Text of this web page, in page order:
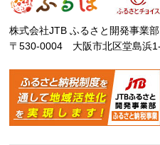
株式会社JTB ふるさと開発事業部
〒530-0004 大阪市北区堂島浜